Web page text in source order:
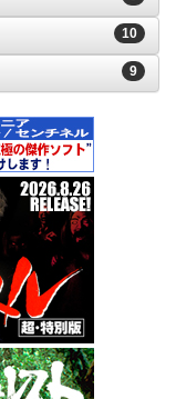
10
9